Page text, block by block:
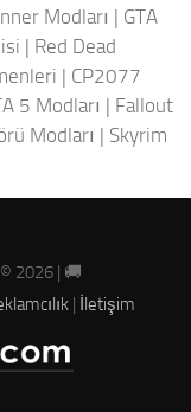
Modları | GTA
| Red Dead
| CP2077
5 Modları | Fallout
Modları | Skyrim
© 2026 | 🚚
| İletişim